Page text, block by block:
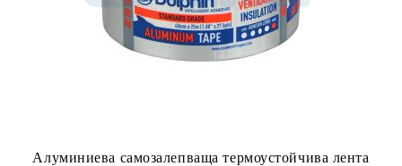
Алуминиева самозалепваща термоустойчива лента